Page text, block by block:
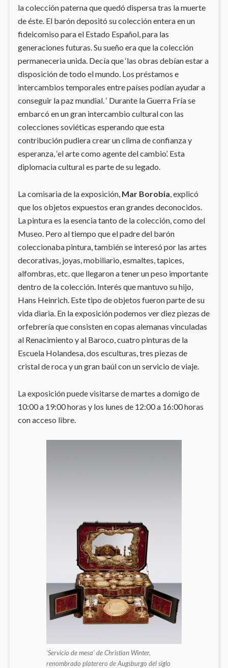
la colección paterna que quedó dispersa tras la muerte
de éste. El barón depositó su colección entera en un
fideicomiso para el Estado Español, para las
generaciones futuras. Su sueño era que la colección
permaneceria unida. Decía que ‘las obras debían estar a
disposición de todo el mundo. Los préstamos e
intercambios temporales entre países podían ayudar a
conseguir la paz mundial. ‘ Durante la Guerra Fría se
embarcó en un gran intercambio cultural con las
colecciones soviéticas esperando que esta
contribución pudiera crear un clima de confianza y
esperanza, ‘el arte como agente del cambio’. Esta
diplomacia cultural es parte de su legado.
La comisaria de la exposición,Mar Borobia, explicó
que los objetos expuestos eran grandes deconocidos.
La pintura es la esencia tanto de la colección, como del
Museo. Pero al tiempo que el padre del barón
coleccionaba pintura, también se interesó por las artes
decorativas, joyas, mobiliario, esmaltes, tapices,
alfombras, etc. que llegaron a tener un peso importante
dentro de la colección. Interés que mantuvo su hijo,
Hans Heinrich. Este tipo de objetos fueron parte de su
vida diaria. En la exposición podemos ver diez piezas de
orfebrería que consisten en copas alemanas vinculadas
al Renacimiento y al Baroco, cuatro pinturas de la
Escuela Holandesa, dos esculturas, tres piezas de
cristal de roca y un gran baúl con un servicio de viaje.
La exposición puede visitarse de martes a domigo de
10:00 a 19:00 horas y los lunes de 12:00 a 16:00 horas
con acceso libre.
‘Servicio de mesa’ de Christian Winter,
renombrado platerero de Augsburgo del siglo